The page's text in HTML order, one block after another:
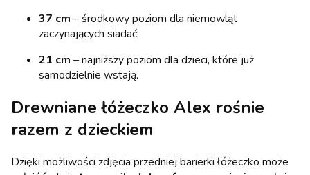
37 cm – środkowy poziom dla niemowląt
zaczynających siadać,
21 cm – najniższy poziom dla dzieci, które już
samodzielnie wstają.
Drewniane łóżeczko Alex rośnie
razem z dzieckiem
Dzięki możliwości zdjęcia przedniej barierki łóżeczko może